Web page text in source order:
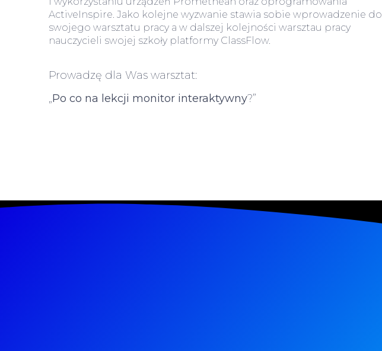
ActiveInspire. Jako kolejne wyzwanie stawia sobie wprowadzenie do
swojego warsztatu pracy a w dalszej kolejności warsztau pracy
nauczycieli swojej szkoły platformy ClassFlow.
Prowadzę dla Was warsztat:
„Po co na lekcji monitor interaktywny?”